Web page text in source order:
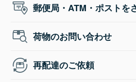
郵便局・ATM・ポストを
荷物のお問い合わせ
再配達のご依頼